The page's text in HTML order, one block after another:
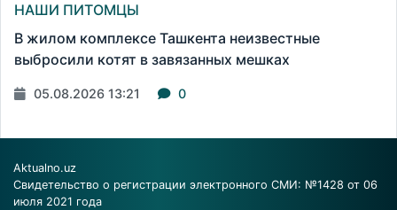
НАШИ ПИТОМЦЫ
В жилом комплексе Ташкента неизвестные
выбросили котят в завязанных мешках
05.08.2026 13:21 0
Aktualno.uz
Свидетельство о регистрации электронного СМИ: №1428 от 06
июля 2021 года